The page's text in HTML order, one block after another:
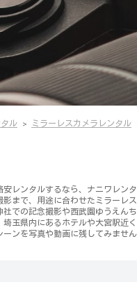
ル ミラーレスカメラレンタル
レンタルするなら、ナニワレン
影まで、用途に合わせたミラーレ
社での記念撮影や西武園ゆうえ
玉県内にあるホテルや大宮駅近
ンを写真や動画に残してみませ